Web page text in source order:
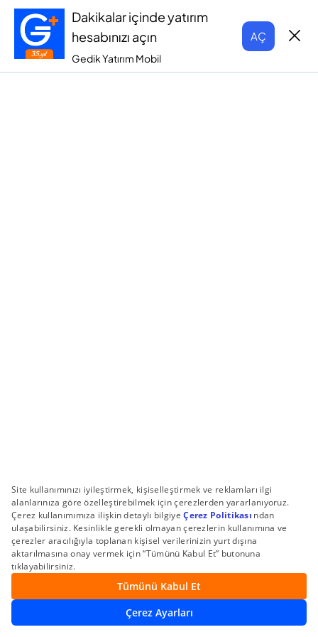
Dakikalar içinde yatırım
hesabınızı açın
Gedik Yatırım Mobil
AÇ